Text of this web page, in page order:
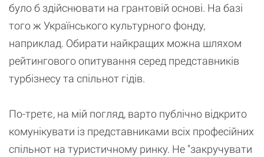
було б здійснювати на грантовій основі. На базі
того ж Українського культурного фонду,
наприклад. Обирати найкращих можна шляхом
рейтингового опитування серед представників
турбізнесу та спільнот гідів.
По-третє, на мій погляд, варто публічно відкрито
комунікувати із представниками всіх професійних
спільнот на туристичному ринку. Не "закручувати